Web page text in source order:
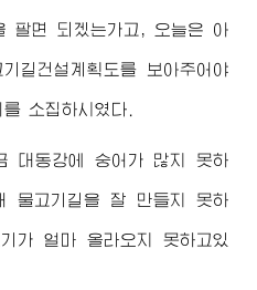
팔면 되겠는가고, 오늘은 아
길건설계획도를 보아주어야
소집하시였다.
대동강에 숭어가 많지 못하
물고기길을 잘 만들지 못하
가 얼마 올라오지 못하고있